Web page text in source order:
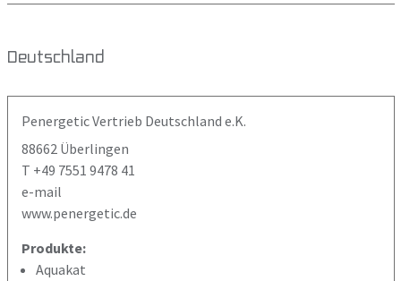
Deutschland
Penergetic Vertrieb Deutschland e.K.
88662 Überlingen
T +49 7551 9478 41
e-mail
www.penergetic.de
Produkte:
Aquakat